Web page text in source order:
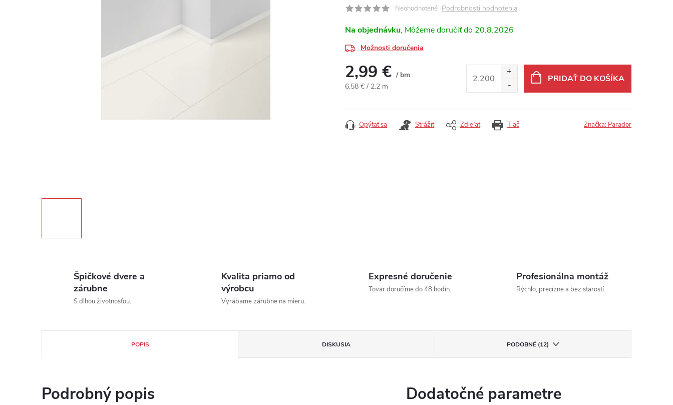
Neohodnotené Podrobnosti hodnotenia
Na objednávku 20.8.2026
Možnosti doručenia
2,99 € / bm
Jednotková cena:
6,58 € / 2.2 m
PRIDAŤ DO KOŠÍKA
Tlač
Opýtať sa Strážiť Zdieľať Značka: Parador
Špičkové dvere a
zárubne
S dlhou životnosťou.
Kvalita priamo od
výrobcu
Vyrábame zárubne na mieru.
Expresné doručenie
Tovar doručíme do 48 hodín.
Profesionálna montáž
Rýchlo, precízne a bez starostí.
POPIS DISKUSIA PODOBNÉ (12)
Podrobný popis Dodatočné parametre